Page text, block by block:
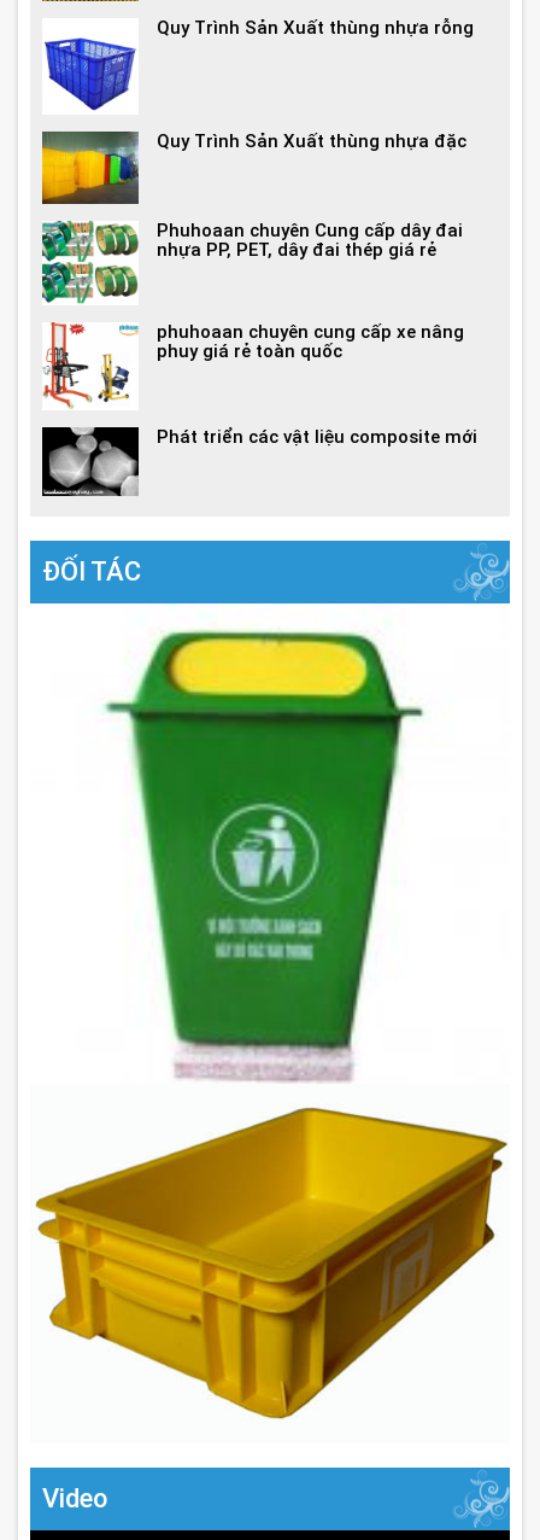
Quy Trình Sản Xuất thùng nhựa rỗng
Quy Trình Sản Xuất thùng nhựa đặc
Phuhoaan chuyên Cung cấp dây đai
nhựa PP, PET, dây đai thép giá rẻ
phuhoaan chuyên cung cấp xe nâng
phuy giá rẻ toàn quốc
Phát triển các vật liệu composite mới
ĐỐI TÁC
Video